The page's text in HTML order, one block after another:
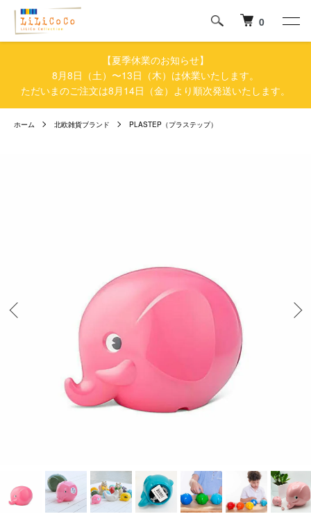
0
【夏季休業のお知らせ】
8月8日（土）〜13日（木）は休業いたします。
ただいまのご注文は8月14日（金）より順次発送いたします。
ホーム 北欧雑貨ブランド PLASTEP（プラステップ）